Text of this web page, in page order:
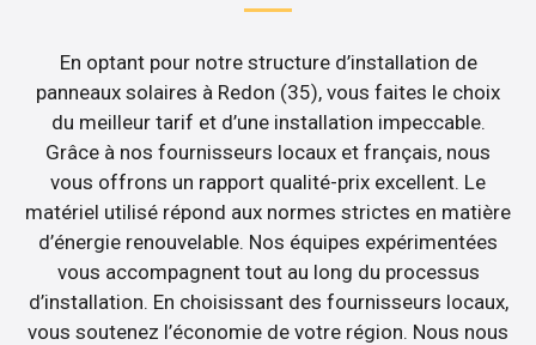
En optant pour notre structure d’installation de
panneaux solaires à Redon (35), vous faites le choix
du meilleur tarif et d’une installation impeccable.
Grâce à nos fournisseurs locaux et français, nous
vous offrons un rapport qualité-prix excellent. Le
matériel utilisé répond aux normes strictes en matière
d’énergie renouvelable. Nos équipes expérimentées
vous accompagnent tout au long du processus
d’installation. En choisissant des fournisseurs locaux,
vous soutenez l’économie de votre région. Nous nous